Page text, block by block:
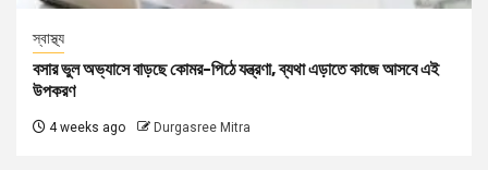
স্বাস্থ্য
বসার ভুল অভ্যাসে বাড়ছে কোমর-পিঠে যন্ত্রণা, ব্যথা এড়াতে কাজে আসবে এই
উপকরণ
4 weeks ago Durgasree Mitra